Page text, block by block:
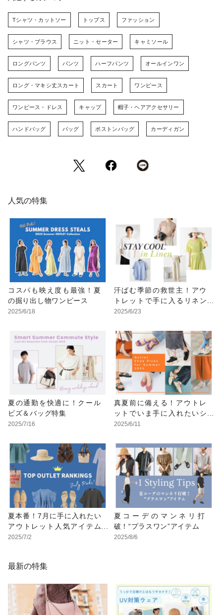
Tシャツ・カットソー トップス ファッション
シャツ・ブラウス ニット・セーター キャミソール
ロングパンツ パンツ ハーフパンツ オールインワン
ロング・マキシ丈スカート スカート ワンピース
ワンピース・ドレス キャップ 帽子・ヘアアクセサリー
ハンドバッグ バッグ ボストンバッグ カーディガン
人気の特集
コスパも映え度も最強！夏
の掘り出し物ワンピース
2025/6/18
汗ばむ季節の救世主！アウ
トレットで手に入るリネン
アイテム
2025/6/23
夏の通勤を快適に！クール
ビズ＆バッグ特集
2025/7/16
真夏前に備える！アウトレ
ットでいま手に入れたいシ
ューズ特集
2025/6/11
夏本番！7月に手に入れたい
アウトレット人気アイテム
ランキング
2025/7/2
夏コーデのマンネリ打
破！“プラスワン”アイテム
2025/8/6
最新の特集